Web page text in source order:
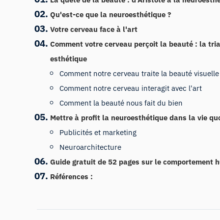
Qu'est-ce que la neuroesthétique ?
Votre cerveau face à l'art
Comment votre cerveau perçoit la beauté : la
esthétique
Comment notre cerveau traite la beauté visuelle
Comment notre cerveau interagit avec l'art
Comment la beauté nous fait du bien
Mettre à profit la neuroesthétique dans la vie
Publicités et marketing
Neuroarchitecture
Guide gratuit de 52 pages sur le comportement
Références :